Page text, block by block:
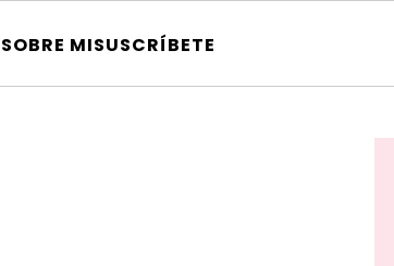
SOBRE MISUSCRÍBETE